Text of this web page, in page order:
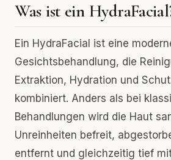
Was ist ein
Ein HydraFacial ist eine
Gesichtsbehandlung, die
Extraktion, Hydration und
kombiniert. Anders als bei
Behandlungen wird die Haut
Unreinheiten befreit,
entfernt und gleichzeitig tief